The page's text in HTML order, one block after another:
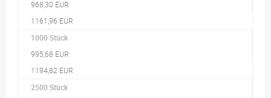
968,30 EUR
1161,96 EUR
1000 Stück
995,68 EUR
1194,82 EUR
2500 Stück